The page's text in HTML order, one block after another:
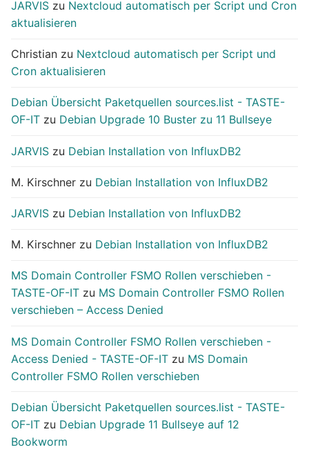
JARVIS zu Nextcloud automatisch per Script und Cron
aktualisieren
Christian zu Nextcloud automatisch per Script und
Cron aktualisieren
Debian Übersicht Paketquellen sources.list - TASTE-
OF-IT zu Debian Upgrade 10 Buster zu 11 Bullseye
JARVIS zu Debian Installation von InfluxDB2
M. Kirschner zu Debian Installation von InfluxDB2
JARVIS zu Debian Installation von InfluxDB2
M. Kirschner zu Debian Installation von InfluxDB2
MS Domain Controller FSMO Rollen verschieben -
TASTE-OF-IT zu MS Domain Controller FSMO Rollen
verschieben – Access Denied
MS Domain Controller FSMO Rollen verschieben -
Access Denied - TASTE-OF-IT zu MS Domain
Controller FSMO Rollen verschieben
Debian Übersicht Paketquellen sources.list - TASTE-
OF-IT zu Debian Upgrade 11 Bullseye auf 12
Bookworm